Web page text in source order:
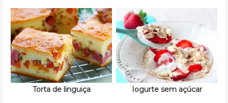
Torta de linguiça Iogurte sem açúcar